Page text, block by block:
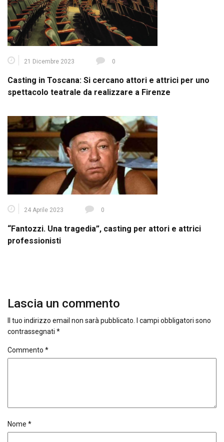
21 Dicembre 2023 0
Casting in Toscana: Si cercano attori e attrici per uno
spettacolo teatrale da realizzare a Firenze
24 Aprile 2023 0
“Fantozzi. Una tragedia”, casting per attori e attrici
professionisti
Lascia un commento
Il tuo indirizzo email non sarà pubblicato.
I campi obbligatori sono
contrassegnati *
Commento *
Nome *